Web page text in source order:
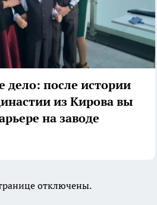
дело: после истории
из Кирова вы
на заводе
отключены.